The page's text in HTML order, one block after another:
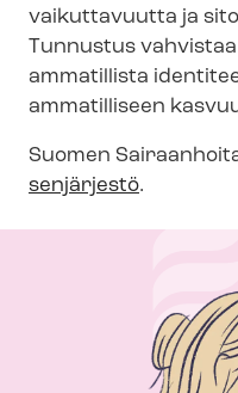
vaikuttavuutta ja
Tunnustus
ammatillista
ammatilliseen
Suomen
sen­jär­jes­tö.